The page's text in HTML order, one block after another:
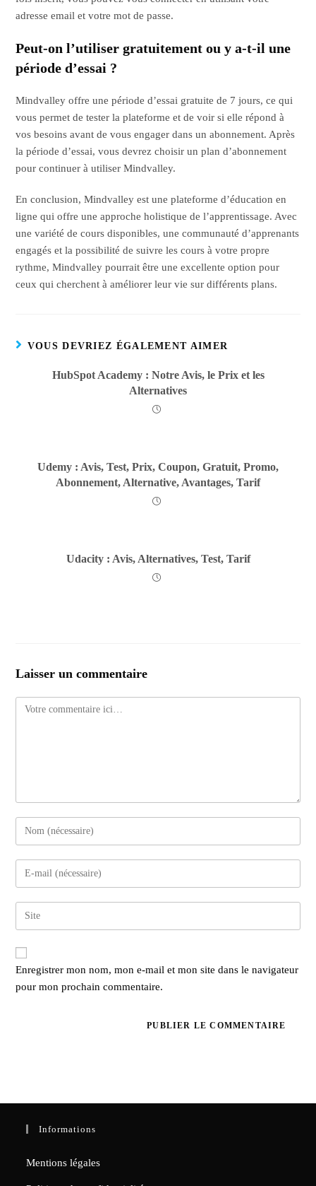
adresse email et votre mot de passe.
Peut-on l’utiliser gratuitement ou y a-t-il une
période d’essai ?
Mindvalley offre une période d’essai gratuite de 7 jours, ce qui
vous permet de tester la plateforme et de voir si elle répond à
vos besoins avant de vous engager dans un abonnement. Après
la période d’essai, vous devrez choisir un plan d’abonnement
pour continuer à utiliser Mindvalley.
En conclusion, Mindvalley est une plateforme d’éducation en
ligne qui offre une approche holistique de l’apprentissage. Avec
une variété de cours disponibles, une communauté d’apprenants
engagés et la possibilité de suivre les cours à votre propre
rythme, Mindvalley pourrait être une excellente option pour
ceux qui cherchent à améliorer leur vie sur différents plans.
VOUS DEVRIEZ ÉGALEMENT AIMER
HubSpot Academy : Notre Avis, le Prix et les
Alternatives
Udemy : Avis, Test, Prix, Coupon, Gratuit, Promo,
Abonnement, Alternative, Avantages, Tarif
Udacity : Avis, Alternatives, Test, Tarif
Laisser un commentaire
Comment
username
to
comment
address
to
(optional)
Enregistrer mon nom, mon e-mail et mon site dans le navigateur
pour mon prochain commentaire.
Informations
Mentions légales